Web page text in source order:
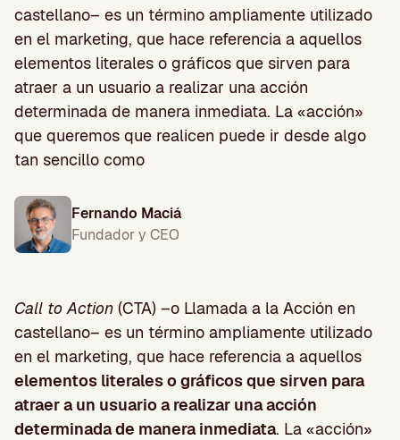
castellano– es un término ampliamente utilizado
en el marketing, que hace referencia a aquellos
elementos literales o gráficos que sirven para
atraer a un usuario a realizar una acción
determinada de manera inmediata. La «acción»
que queremos que realicen puede ir desde algo
tan sencillo como
Fernando Maciá
Fundador y CEO
Call to Action (CTA) –o Llamada a la Acción en
castellano– es un término ampliamente utilizado
en el marketing, que hace referencia a aquellos
elementos literales o gráficos que sirven para
atraer a un usuario a realizar una acción
determinada de manera inmediata. La «acción»